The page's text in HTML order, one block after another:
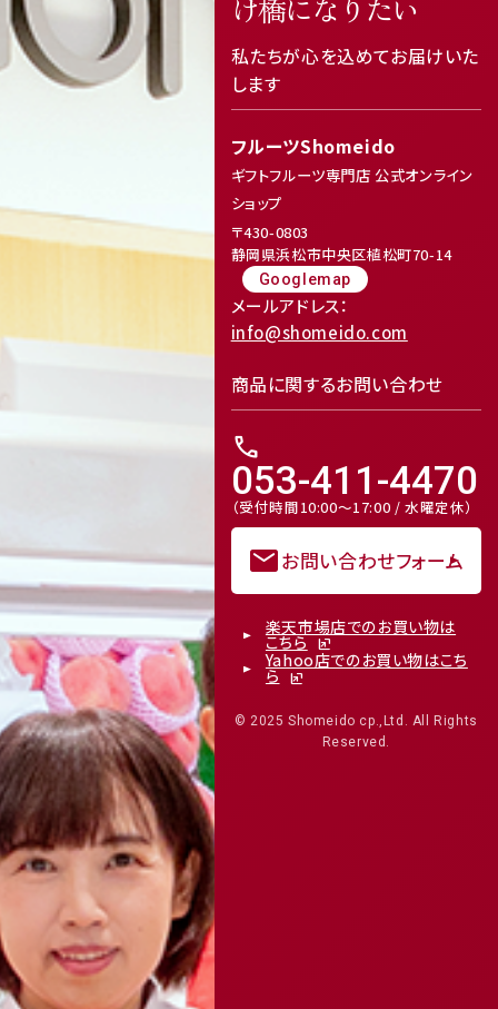
私たちが心を込めてお届けいた
します
フルーツShomeido
ギフトフルーツ専門店 公式オンライン
ショップ
〒430-0803
静岡県浜松市中央区植松町70-14
Googlemap
メールアドレス：
info@shomeido.com
商品に関するお問い合わせ
call
053-411-4470
（受付時間10:00～17:00 / 水曜定休）
mailお問い合わせフォーム
楽天市場店でのお買い物は
こちら
Yahoo店でのお買い物はこち
ら
© 2025 Shomeido cp.,Ltd. All Rights
Reserved.